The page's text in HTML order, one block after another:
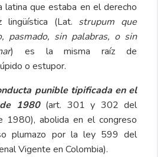
latina que estaba en el derecho
lingüística (Lat. strupum que
pasmado, sin palabras, o sin
) es la misma raíz de
o estupor.
punible tipificada en el
1980(art. 301 y 302 del
1980), abolida en el congreso
plumazo por la ley 599 del
Vigente en Colombia).